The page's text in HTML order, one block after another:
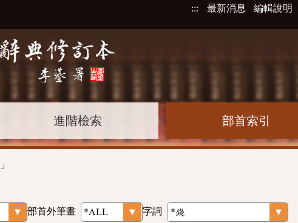
::: 最新消息 編輯說明
進階檢索 部首索引
」
部首外筆畫 字詞